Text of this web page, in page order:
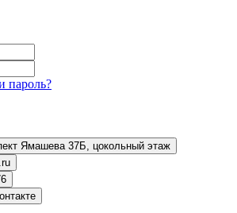
пароль?
Ямашева 37Б, цокольный этаж